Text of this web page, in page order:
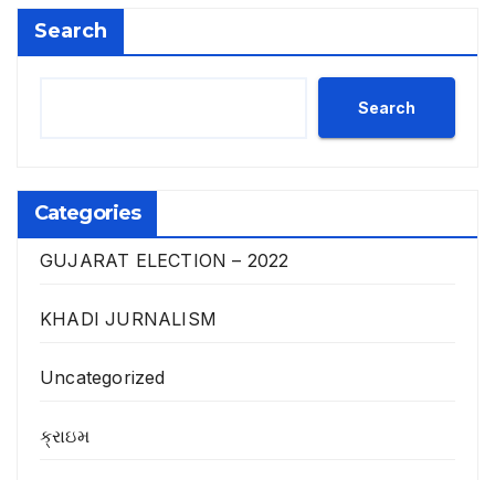
Search
Search
Categories
GUJARAT ELECTION – 2022
KHADI JURNALISM
Uncategorized
ક્રાઇમ